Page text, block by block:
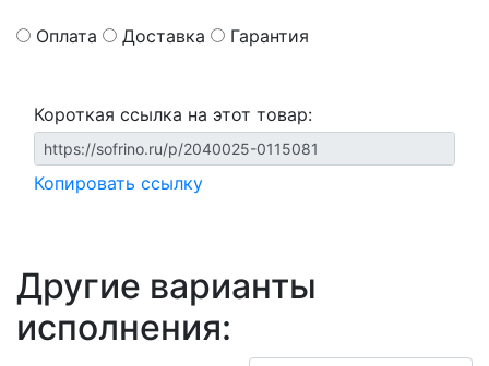
Оплата Доставка Гарантия
Короткая ссылка на этот товар:
Копировать ссылку
Другие варианты
исполнения: